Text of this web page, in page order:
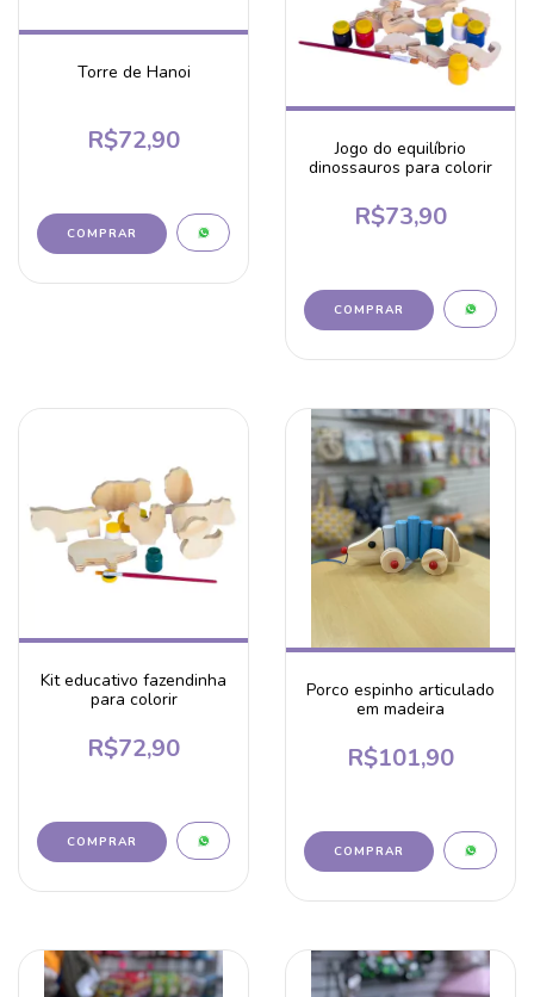
Torre de Hanoi
R$72,90
Jogo do equilíbrio
dinossauros para colorir
R$73,90
Kit educativo fazendinha
para colorir
R$72,90
Porco espinho articulado
em madeira
R$101,90